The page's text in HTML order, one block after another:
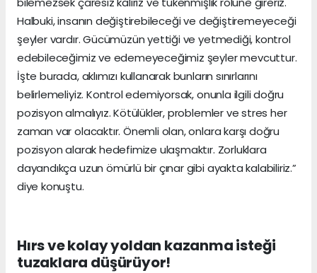
Halbuki, insanın değiştirebileceği ve değiştiremeyeceği
şeyler vardır. Gücümüzün yettiği ve yetmediği, kontrol
edebileceğimiz ve edemeyeceğimiz şeyler mevcuttur.
İşte burada, aklımızı kullanarak bunların sınırlarını
belirlemeliyiz. Kontrol edemiyorsak, onunla ilgili doğru
pozisyon almalıyız. Kötülükler, problemler ve stres her
zaman var olacaktır. Önemli olan, onlara karşı doğru
pozisyon alarak hedefimize ulaşmaktır. Zorluklara
dayandıkça uzun ömürlü bir çınar gibi ayakta kalabiliriz.”
diye konuştu.
Hırs ve kolay yoldan kazanma isteği
tuzaklara düşürüyor!